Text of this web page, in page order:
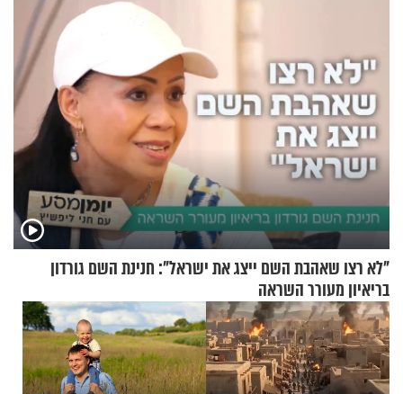
"לא רצו שאהבת השם ייצג את ישראל": חנינת השם גורדון
בריאיון מעורר השראה